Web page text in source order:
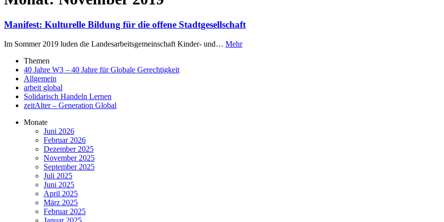
Manifest: Kulturelle Bildung für die offene Stadtgesellschaft
Im Sommer 2019 luden die Landesarbeitsgemeinschaft Kinder- und… Mehr
Themen
40 Jahre W3 – 40 Jahre für Globale Gerechtigkeit
Allgemein
arbeit global
Solidarisch Handeln Lernen
zeitAlter – Generation Global
Monate
Juni 2026
Februar 2026
Dezember 2025
November 2025
September 2025
Juli 2025
Juni 2025
April 2025
März 2025
Februar 2025
Januar 2025